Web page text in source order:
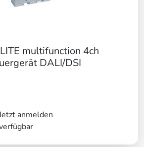
multifunction 4ch
DALI/DSI
anmelden